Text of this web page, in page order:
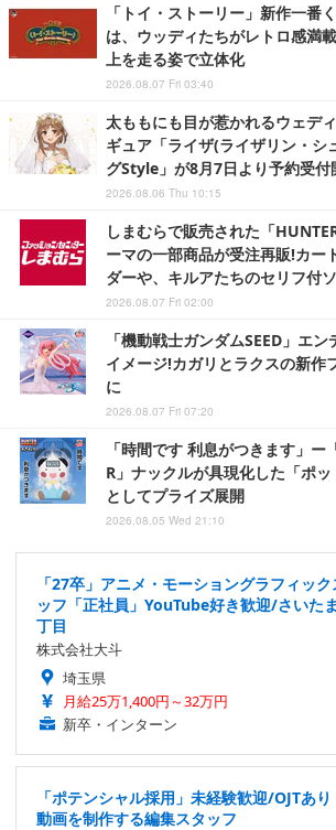
「トイ・ストーリー」新作一番
は、ウッディたちがレトロ感満
上を走る姿で立体化
2026.08.07 Fri 03:40
太ももにも目が惹かれるウェデ
ギュア「ライザ(ライザリン・シ
グStyle」が8月7日より予約受付
2026.08.06 Thu 10:15
しまむらで販売された「
ーマの一部商品が受注再販!カー
ダーや、キルアたちのセリフ付
2026.08.07 Fri 02:00
「機動戦士ガンダムSEED」エ
イメージ!カガリとラクスの新作
に
2026.08.07 Fri 07:20
「時間です 利息がつきます」ー
R」ナックルが具現化した「ポ
としてプライズ展開
2026.08.05 Wed 21:10
「27卒」アニメ・モーショングラフィッ
ッフ「正社員」YouTube好き歓迎/さいた
丁目
株式会社大斗
埼玉県
月給25万1,400円～32万円
新卒・インターン
「ポテンシャル採用」未経験歓迎/OJTあ
動画を制作する編集スタッフ